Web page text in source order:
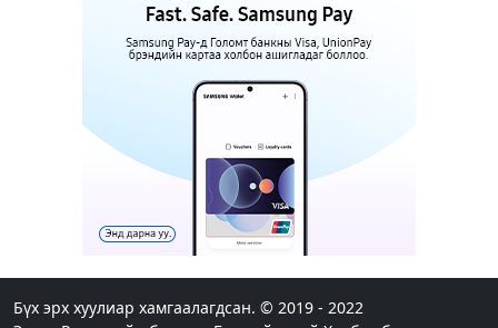
Дуучин A Cool буюу Б.Анхбаяр Төв цэнгэлдэх
хүрээлэнгийн Үйл ажиллагаа, олон нийтийн
тоглолт хариуцсан захирлаар томилогджээ
“Хотын дарга сонсож байна” 150150 тусгай
дугаарыг наймдугаар сарын 14-нөөс ажиллуулж
12 цагийн өмнө
гэдэг хамгийн том аз завшаан
Бүх эрх хуулиар хамгаалагдсан. © 2019 - 2022